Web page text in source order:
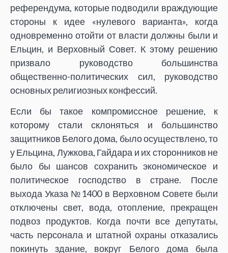
референдума, которые подводили враждующие
стороны к идее «нулевого варианта», когда
одновременно отойти от власти должны были и
Ельцин, и Верховный Совет. К этому решению
призвало руководство большинства
общественно-политических сил, руководство
основных религиозных конфессий.
Если бы такое компромиссное решение, к
которому стали склоняться и большинство
защитников Белого дома, было осуществлено, то
у Ельцина, Лужкова, Гайдара и их сторонников не
было бы шансов сохранить экономическое и
политическое господство в стране. После
выхода Указа №1400 в Верховном Совете были
отключены свет, вода, отопление, прекращен
подвоз продуктов. Когда почти все депутаты,
часть персонала и штатной охраны отказались
покинуть здание, вокруг Белого дома была